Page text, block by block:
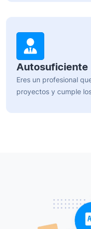
Autosuficiente
Eres un profesional
proyectos y cumple